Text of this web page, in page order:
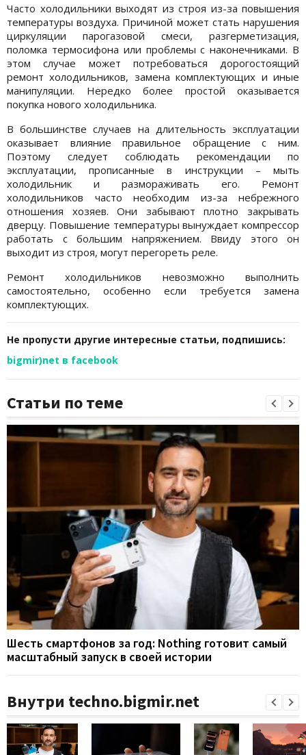
Часто холодильники выходят из строя из-за повышения
температуры воздуха. Причиной может стать нарушения
циркуляции парогазовой смеси, разгерметизация,
поломка термосифона или проблемы с наконечниками. В
этом случае может потребоваться дорогостоящий
ремонт холодильников, замена комплектующих и иные
манипуляции. Нередко более простой оказывается
покупка нового холодильника.
В большинстве случаев на длительность эксплуатации
оказывает влияние правильное обращение с ним.
Поэтому следует соблюдать рекомендации по
эксплуатации, прописанные в инструкции – мыть
холодильник и размораживать его. Ремонт
холодильников часто необходим из-за небрежного
отношения хозяев. Они забывают плотно закрывать
дверцу. Повышение температуры вынуждает компрессор
работать с большим напряжением. Ввиду этого он
выходит из строя, могут перегореть реле.
Ремонт холодильников невозможно выполнить
самостоятельно, особенно если требуется замена
комплектующих.
Не пропусти другие интересные статьи, подпишись:
bigmir)net в facebook
Статьи по теме
Шесть смартфонов за год: Nothing готовит самый
масштабный запуск в своей истории
Внутри techno.bigmir.net